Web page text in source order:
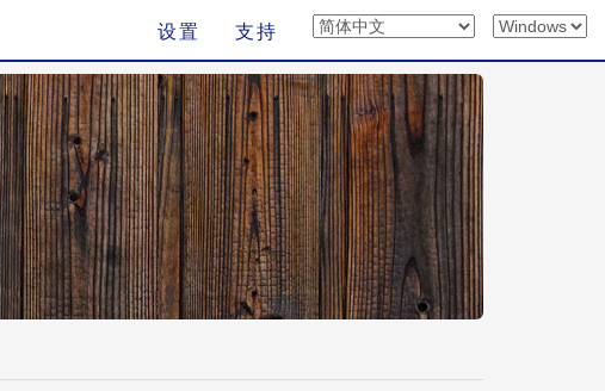
设置 支持